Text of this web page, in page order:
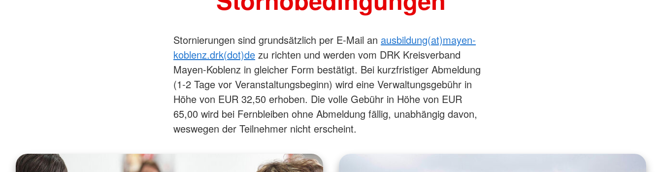
Stornierungen sind grundsätzlich per E-Mail an ausbildung(at)mayen-
koblenz.drk(dot)de zu richten und werden vom DRK Kreisverband
Mayen-Koblenz in gleicher Form bestätigt. Bei kurzfristiger Abmeldung
(1-2 Tage vor Veranstaltungsbeginn) wird eine Verwaltungsgebühr in
Höhe von EUR 32,50 erhoben. Die volle Gebühr in Höhe von EUR
65,00 wird bei Fernbleiben ohne Abmeldung fällig, unabhängig davon,
weswegen der Teilnehmer nicht erscheint.